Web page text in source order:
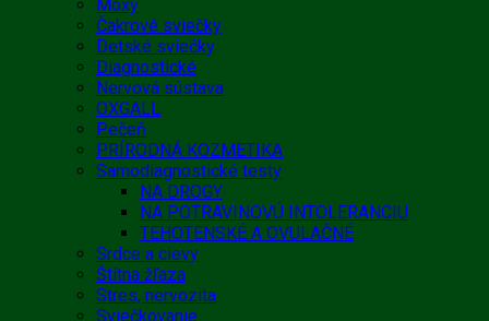
Moxy
Čakrové sviečky
Detské sviečky
Diagnostické
Nervová sústava
OXGALL
Pečeň
PRÍRODNÁ KOZMETIKA
Samodiagnostické testy
NA DROGY
NA POTRAVINOVÚ INTOLERANCIU
TEHOTENSKÉ A OVULAČNÉ
Srdce a cievy
Štítna žľaza
Stres, nervozita
Sviečkovanie